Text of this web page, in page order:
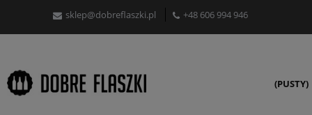
sklep@dobreflaszki.pl +48 606 994 946
(PUSTY)